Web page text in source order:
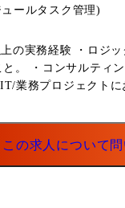
す。自身の特性を
ールタスク管理)
の実務経験 ・ロジ
業務プロジェクト
この求人について